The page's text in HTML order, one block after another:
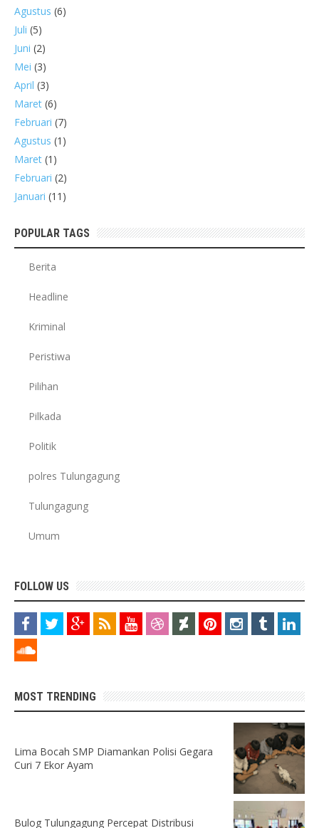
Agustus (6)
Juli (5)
Juni (2)
Mei (3)
April (3)
Maret (6)
Februari (7)
Agustus (1)
Maret (1)
Februari (2)
Januari (11)
POPULAR TAGS
Berita
Headline
Kriminal
Peristiwa
Pilihan
Pilkada
Politik
polres Tulungagung
Tulungagung
Umum
FOLLOW US
MOST TRENDING
Lima Bocah SMP Diamankan Polisi Gegara
Curi 7 Ekor Ayam
Bulog Tulungagung Percepat Distribusi